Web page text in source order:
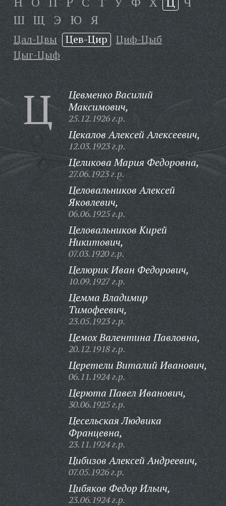
Ш Щ Э Ю Я
Цал-Цвы Цев-Цир
Циф-Цыб
Цыг-Цыф
Ц
Цевменко Василий
Максимович,
25.12.1926 г.р.
Цекалов Алексей Алексеевич,
12.03.1923 г.р.
Целикова Мария Федоровна,
27.06.1923 г.р.
Целовальников Алексей
Яковлевич,
06.06.1925 г.р.
Целовальников Кирей
Никитович,
07.03.1920 г.р.
Целюрик Иван Федорович,
10.09.1927 г.р.
Цемма Владимир
Тимофеевич,
23.05.1923 г.р.
Цемох Валентина Павловна,
20.12.1918 г.р.
Церетели Виталий Иванович,
06.11.1924 г.р.
Церюта Павел Иванович,
30.06.1925 г.р.
Цесельская Людвика
Францевна,
23.11.1924 г.р.
Цибизов Алексей Андреевич,
07.05.1926 г.р.
Цибяков Федор Ильич,
23.06.1924 г.р.